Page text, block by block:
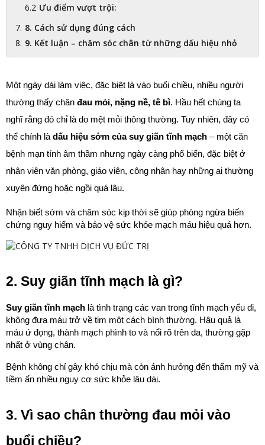
Ưu điểm vượt trội:
8. Cách sử dụng đúng cách
9. Kết luận – chăm sóc chân từ những dấu hiệu nhỏ
Một ngày dài làm việc, đặc biệt là vào buổi chiều, nhiều người
thường thấy chân đau mỏi, nặng nề, tê bì. Hầu hết chúng ta
nghĩ rằng đó chỉ là do mệt mỏi thông thường. Tuy nhiên, đây có
thể chính là dấu hiệu sớm của suy giãn tĩnh mạch – một căn
bệnh mạn tính âm thầm nhưng ngày càng phổ biến, đặc biệt ở
nhân viên văn phòng, giáo viên, công nhân hay những ai thường
xuyên đứng hoặc ngồi quá lâu.
Nhận biết sớm và chăm sóc kịp thời sẽ giúp phòng ngừa biến
chứng nguy hiểm và bảo vệ sức khỏe mạch máu hiệu quả hơn.
2. Suy giãn tĩnh mạch là gì?
Suy giãn tĩnh mạch là tình trạng các van trong tĩnh mạch yếu đi,
không đưa máu trở về tim một cách bình thường. Hậu quả là
máu ứ đọng, thành mạch phình to và nổi rõ trên da, thường gặp
nhất ở vùng chân.
Bệnh không chỉ gây khó chịu mà còn ảnh hưởng đến thẩm mỹ và
tiềm ẩn nhiều nguy cơ sức khỏe lâu dài.
3. Vì sao chân thường đau mỏi vào
buổi chiều?